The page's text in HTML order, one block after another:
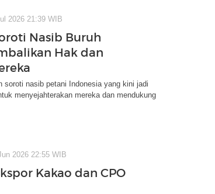
2026 21:39 WIB
Nasib Buruh
Hak dan
soroti nasib petani Indonesia yang kini jadi
menyejahterakan mereka dan mendukung
2026 22:55 WIB
Kakao dan CPO